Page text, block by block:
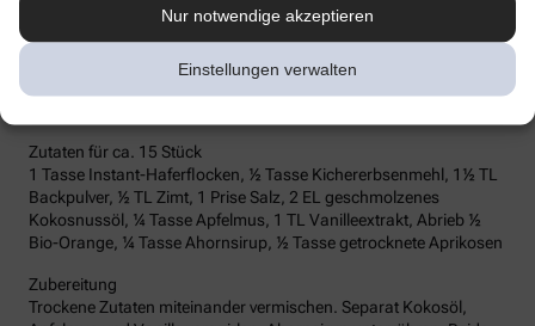
Nur notwendige akzeptieren
Einstellungen verwalten
Stocksy Harald Walker
Haferflocken-Kekse
Zutaten für ca. 15 Stück
1 Tasse Instant-Haferflocken, ½ Tasse Kichererbsenmehl, 1½ TL
Backpulver, ½ TL Zimt, 1 Prise Salz, 2 EL geschmolzenes
Kokosnussöl, ¼ Tasse Apfelmus, 1 TL Vanilleextrakt, Abrieb ½
Bio-Orange, ¼ Tasse Ahornsirup, ½ Tasse getrocknete Aprikosen
Zubereitung
Trockene Zutaten miteinander vermischen. Separat Kokosöl,